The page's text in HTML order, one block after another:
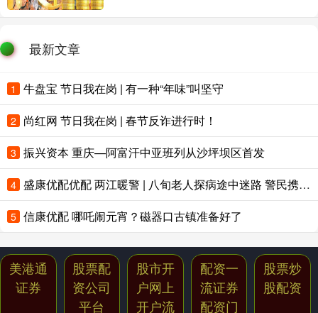
最新文章
1 牛盘宝 节日我在岗 | 有一种“年味”叫坚守
2 尚红网 节日我在岗 | 春节反诈进行时！
3 振兴资本 重庆—阿富汗中亚班列从沙坪坝区首发
4 盛康优配优配 两江暖警 | 八旬老人探病途中迷路 警民携手暖心护送归家
5 信康优配 哪吒闹元宵？磁器口古镇准备好了
美港通
证券
股票配
资公司
平台
股市开
户网上
开户流
配资一
流证券
配资门
股票炒
股配资